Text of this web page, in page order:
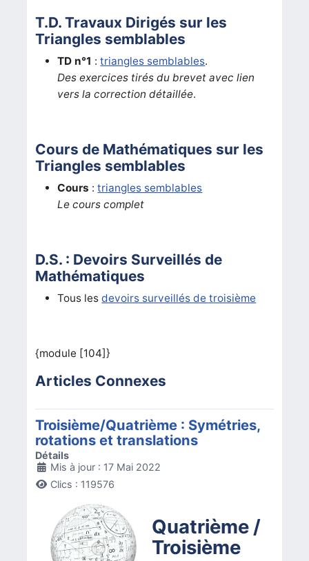
T.D. Travaux Dirigés sur les
Triangles semblables
TD n°1 :triangles semblables.
Des exercices tirés du brevet avec lien
vers la correction détaillée.
Cours de Mathématiques sur les
Triangles semblables
Cours :triangles semblables
Le cours complet
D.S. : Devoirs Surveillés de
Mathématiques
Tous lesdevoirs surveillés de troisième
{module [104]}
Articles Connexes
Troisième/Quatrième : Symétries,
rotations et translations
Détails
Mis à jour : 17 Mai 2022
Clics : 119576
Quatrième /
Troisième